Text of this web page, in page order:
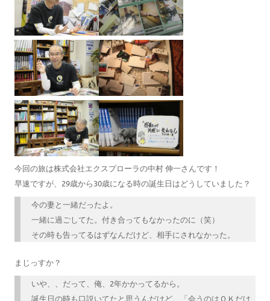
今回の旅は株式会社エクスプローラの中村 伸一さんです！
早速ですが、29歳から30歳になる時の誕生日はどうしていました？
今の妻と一緒だったよ。
一緒に過ごしてた。付き合ってもなかったのに（笑）
その時も告ってるはずなんだけど、相手にされなかった。
まじっすか？
いや、、だって、俺、2年かかってるから。
誕生日の時も口説いてたと思うんだけど、「会うのはＯＫだけ